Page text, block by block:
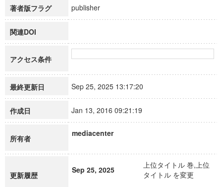
著者版フラグ publisher
関連DOI
アクセス条件
最終更新日 Sep 25, 2025 13:17:20
作成日 Jan 13, 2016 09:21:19
所有者
mediacenter
更新履歴
Sep 25, 2025
上位タイトル 巻,上位
タイトル を変更